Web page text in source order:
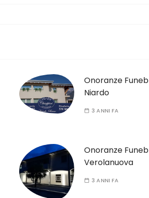
Onoranze
Niardo
3 ANNI FA
Onoranze
Verolanuova
3 ANNI FA